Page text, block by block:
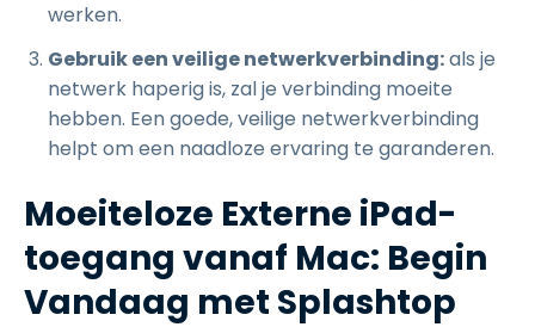
werken.
Gebruik een veilige netwerkverbinding:als je
netwerk haperig is, zal je verbinding moeite
hebben. Een goede, veilige netwerkverbinding
helpt om een naadloze ervaring te garanderen.
Moeiteloze Externe iPad-
toegang vanaf Mac: Begin
Vandaag met Splashtop